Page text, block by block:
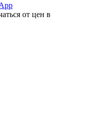
от цен в